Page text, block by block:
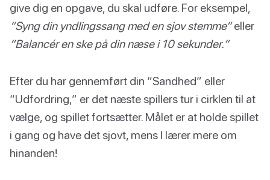
give dig en opgave, du skal udføre. For eksempel,
“Syng din yndlingssang med en sjov stemme”eller
“Balancér en ske på din næse i 10 sekunder.”
Efter du har gennemført din “Sandhed” eller
“Udfordring,” er det næste spillers tur i cirklen til at
vælge, og spillet fortsætter. Målet er at holde spillet
i gang og have det sjovt, mens I lærer mere om
hinanden!